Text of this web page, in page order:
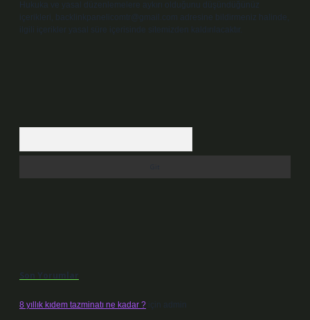
Hukuka ve yasal düzenlemelere aykırı olduğunu düşündüğünüz
içerikleri,
backlinkpanelicomtr@gmail.com adresine bildirmeniz halinde,
ilgili içerikler yasal süre içerisinde sitemizden kaldırılacaktır.
Son Yorumlar
8 yıllık kıdem tazminatı ne kadar ? için admin